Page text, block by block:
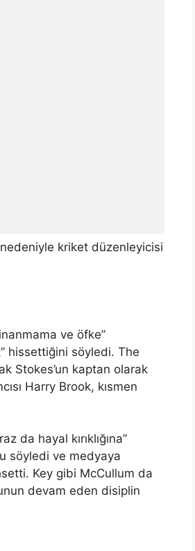
kriket düzenleyicisi
ve öfke”
hissettiğini söyledi. The
Stokes’un kaptan olarak
Harry Brook, kısmen
da hayal kırıklığına”
söyledi ve medyaya
Key gibi McCullum da
devam eden disiplin